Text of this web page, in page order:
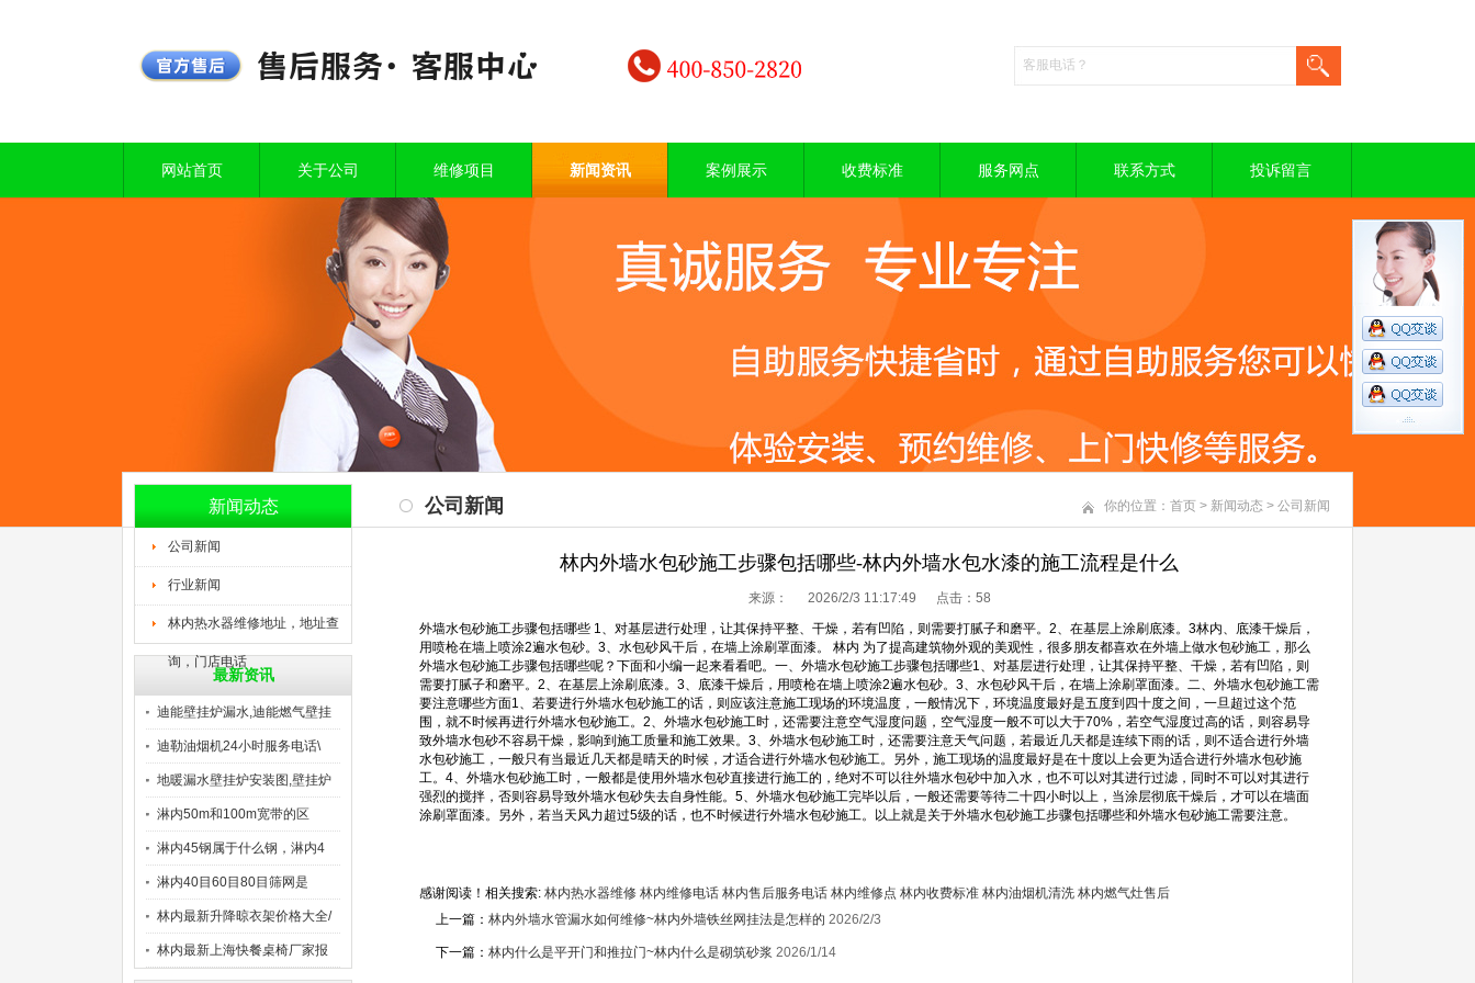
网站首页 关于公司 维修项目 新闻资讯 案例展示 收费标准 服务网点 联系方式 投诉留言
新闻动态
公司新闻
行业新闻
林内热水器维修地址，地址查
询，门店电话
最新资讯
迪能壁挂炉漏水,迪能燃气壁挂
迪勒油烟机24小时服务电话\
地暖漏水壁挂炉安装图,壁挂炉
淋内50m和100m宽带的区
淋内45钢属于什么钢，淋内4
淋内40目60目80目筛网是
林内最新升降晾衣架价格大全/
林内最新上海快餐桌椅厂家报
公司新闻 你的位置： 首页 > 新闻动态 > 公司新闻
林内外墙水包砂施工步骤包括哪些-林内外墙水包水漆的施工流程是什么
来源： 2026/2/3 11:17:49 点击： 58
外墙水包砂施工步骤包括哪些 1、对基层进行处理，让其保持平整、干燥，若有凹陷，则需要打腻子和磨平。2、在基层上涂刷底漆。3林内、底漆干燥后，
用喷枪在墙上喷涂2遍水包砂。3、水包砂风干后，在墙上涂刷罩面漆。 林内 为了提高建筑物外观的美观性，很多朋友都喜欢在外墙上做水包砂施工，那么
外墙水包砂施工步骤包括哪些呢？下面和小编一起来看看吧。一、外墙水包砂施工步骤包括哪些1、对基层进行处理，让其保持平整、干燥，若有凹陷，则
需要打腻子和磨平。2、在基层上涂刷底漆。3、底漆干燥后，用喷枪在墙上喷涂2遍水包砂。3、水包砂风干后，在墙上涂刷罩面漆。二、外墙水包砂施工需
要注意哪些方面1、若要进行外墙水包砂施工的话，则应该注意施工现场的环境温度，一般情况下，环境温度最好是五度到四十度之间，一旦超过这个范
围，就不时候再进行外墙水包砂施工。2、外墙水包砂施工时，还需要注意空气湿度问题，空气湿度一般不可以大于70%，若空气湿度过高的话，则容易导
致外墙水包砂不容易干燥，影响到施工质量和施工效果。3、外墙水包砂施工时，还需要注意天气问题，若最近几天都是连续下雨的话，则不适合进行外墙
水包砂施工，一般只有当最近几天都是晴天的时候，才适合进行外墙水包砂施工。另外，施工现场的温度最好是在十度以上会更为适合进行外墙水包砂施
工。4、外墙水包砂施工时，一般都是使用外墙水包砂直接进行施工的，绝对不可以往外墙水包砂中加入水，也不可以对其进行过滤，同时不可以对其进行
强烈的搅拌，否则容易导致外墙水包砂失去自身性能。5、外墙水包砂施工完毕以后，一般还需要等待二十四小时以上，当涂层彻底干燥后，才可以在墙面
涂刷罩面漆。另外，若当天风力超过5级的话，也不时候进行外墙水包砂施工。以上就是关于外墙水包砂施工步骤包括哪些和外墙水包砂施工需要注意。
感谢阅读！相关搜索: 林内热水器维修 林内维修电话 林内售后服务电话 林内维修点 林内收费标准 林内油烟机清洗 林内燃气灶售后
上一篇： 林内外墙水管漏水如何维修~林内外墙铁丝网挂法是怎样的 2026/2/3
下一篇： 林内什么是平开门和推拉门~林内什么是砌筑砂浆 2026/1/14